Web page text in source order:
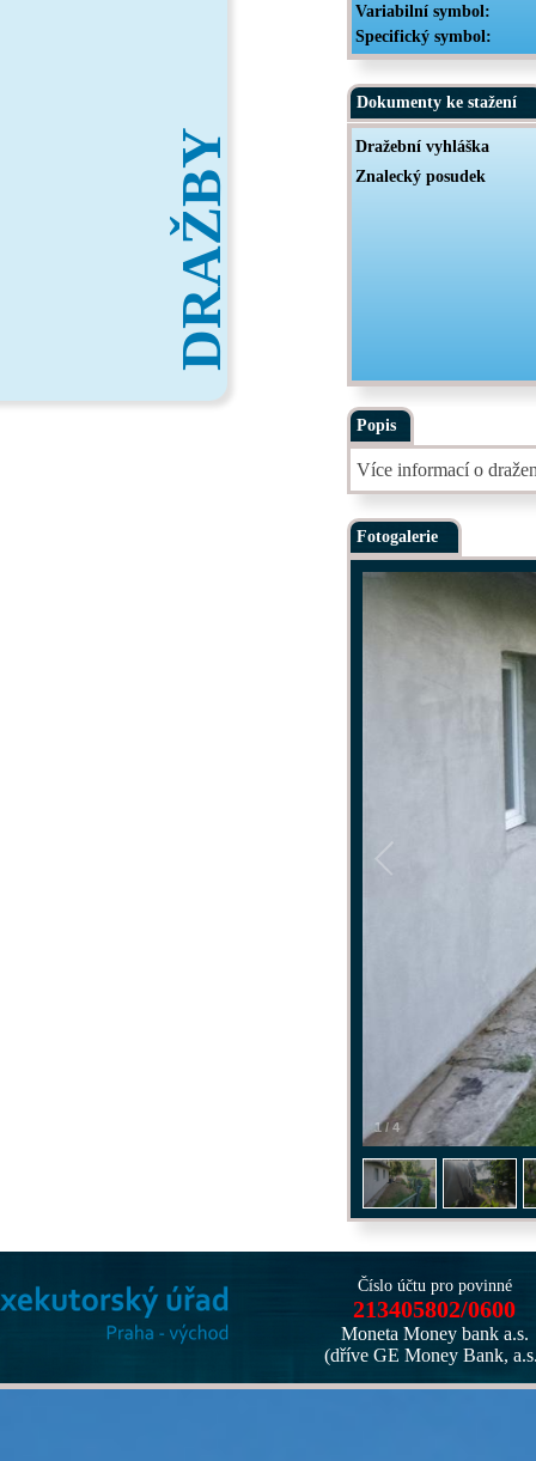
DRAŽBY
Variabilní symbol:
Specifický symbol:
Dokumenty ke stažení
Dražební vyhláška
Znalecký posudek
Popis
Více informací o
Fotogalerie
1/ 4
Číslo účtu pro povinné
213405802/0600
Moneta Money bank a.s.
(dříve GE Money Bank,